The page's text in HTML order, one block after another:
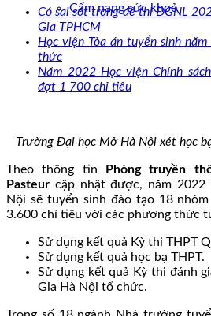
Cẩm nang sức khoẻ
Có sai sót trong đề thi ĐGNL
Gia TPHCM
Học viện Tòa án tuyển sinh
thức
Năm 2022 Học viện Chính
đợt 1 700 chỉ tiêu
Trường Đại học Mở Hà Nội xét học
Theo thông tin Phòng truyền
Pasteur cập nhật được, năm
Nội sẽ tuyển sinh đào tạo 18
3.600 chỉ tiêu với các phương thức
Sử dụng kết quả Kỳ thi THPT
Sử dụng kết quả học bạ THPT.
Sử dụng kết quả Kỳ thi đánh
Gia Hà Nội tổ chức.